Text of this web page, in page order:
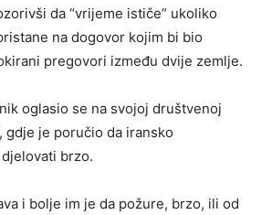
da “vrijeme ističe” ukoliko
na dogovor kojim bi bio
pregovori između dvije zemlje.
oglasio se na svojoj društvenoj
gdje je poručio da iransko
brzo.
i bolje im je da požure, brzo, ili od